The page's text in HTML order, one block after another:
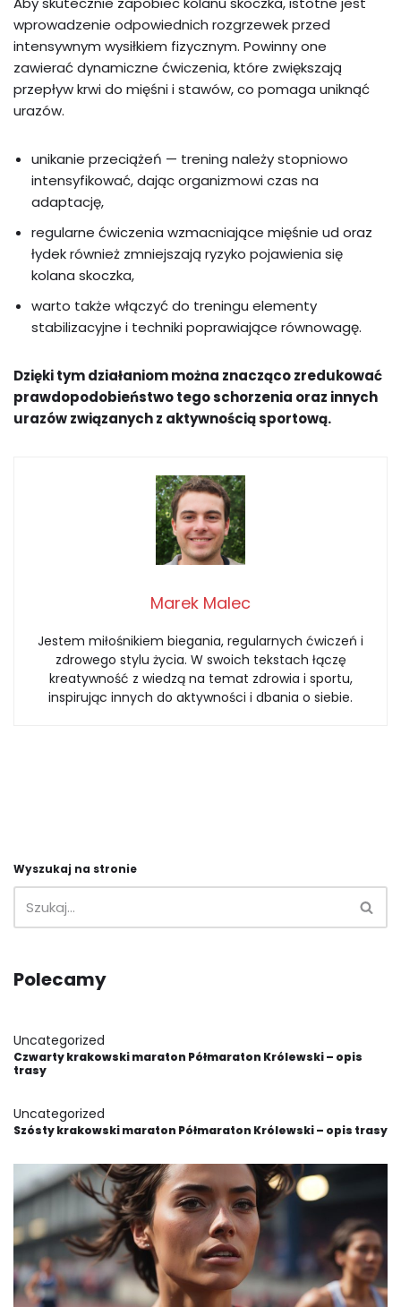
wprowadzenie odpowiednich rozgrzewek przed
intensywnym wysiłkiem fizycznym. Powinny one
zawierać dynamiczne ćwiczenia, które zwiększają
przepływ krwi do mięśni i stawów, co pomaga uniknąć
urazów.
unikanie przeciążeń — trening należy stopniowo
intensyfikować, dając organizmowi czas na
adaptację,
regularne ćwiczenia wzmacniające mięśnie ud oraz
łydek również zmniejszają ryzyko pojawienia się
kolana skoczka,
warto także włączyć do treningu elementy
stabilizacyjne i techniki poprawiające równowagę.
Dzięki tym działaniom można znacząco zredukować
prawdopodobieństwo tego schorzenia oraz innych
urazów związanych z aktywnością sportową.
Marek Malec
Jestem miłośnikiem biegania, regularnych ćwiczeń i
zdrowego stylu życia. W swoich tekstach łączę
kreatywność z wiedzą na temat zdrowia i sportu,
inspirując innych do aktywności i dbania o siebie.
Wyszukaj na stronie
Polecamy
Uncategorized
Czwarty krakowski maraton Półmaraton Królewski – opis
trasy
Uncategorized
Szósty krakowski maraton Półmaraton Królewski – opis trasy